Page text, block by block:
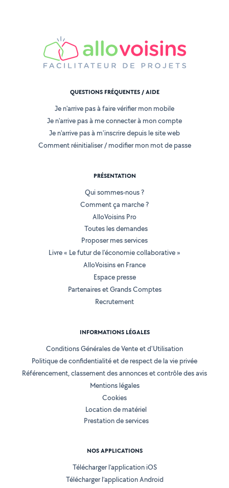
QUESTIONS FRÉQUENTES / AIDE
Je n'arrive pas à faire vérifier mon mobile
Je n'arrive pas à me connecter à mon compte
Je n'arrive pas à m'inscrire depuis le site web
Comment réinitialiser / modifier mon mot de passe
PRÉSENTATION
Qui sommes-nous ?
Comment ça marche ?
AlloVoisins Pro
Toutes les demandes
Proposer mes services
Livre « Le futur de l'économie collaborative »
AlloVoisins en France
Espace presse
Partenaires et Grands Comptes
Recrutement
INFORMATIONS LÉGALES
Conditions Générales de Vente et d'Utilisation
Politique de confidentialité et de respect de la vie privée
Référencement, classement des annonces et contrôle des avis
Mentions légales
Cookies
Location de matériel
Prestation de services
NOS APPLICATIONS
Télécharger l’application iOS
Télécharger l’application Android